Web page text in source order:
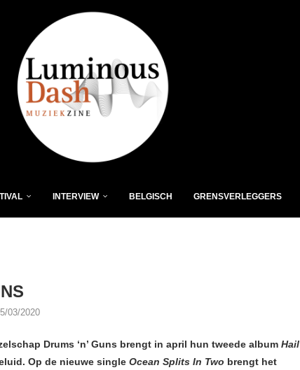
INTERVIEW BELGISCH GRENSVERLEGGERS
03/2020
Drums ‘n’ Guns brengt in april hun tweede album Hail
Op de nieuwe single Ocean Splits In Two brengt het